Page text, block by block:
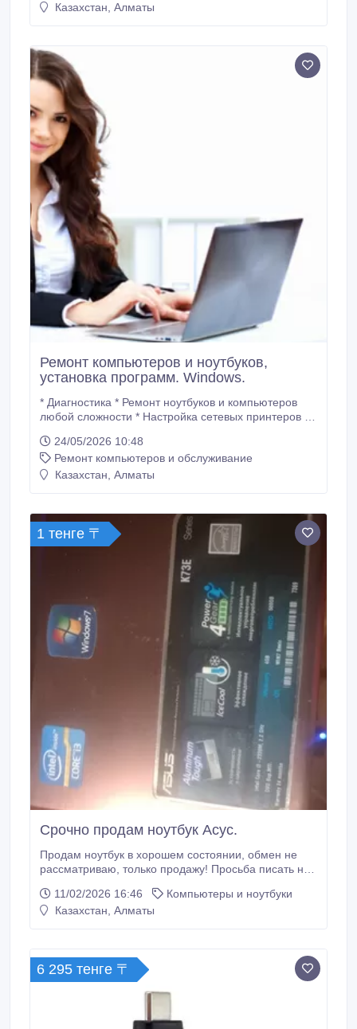
Казахстан, Алматы
Ремонт компьютеров и ноутбуков,
установка программ. Windows.
* Диагностика * Ремонт ноутбуков и компьютеров
любой сложности * Настройка сетевых принтеров *
замена термопасты * Сборка компьютеров на заказ
* Модернизация компьютеров * Установка
ЛИЦЕНЗИОННОГО ПО * Установка и продление
24/05/2026 10:48
Ремонт компьютеров и обслуживание
Казахстан, Алматы
1 тенге 〒
Срочно продам ноутбук Асус.
Продам ноутбук в хорошем состоянии, обмен не
рассматриваю, только продажу! Просьба писать на
все предложения..
11/02/2026 16:46
Компьютеры и ноутбуки
Казахстан, Алматы
6 295 тенге 〒